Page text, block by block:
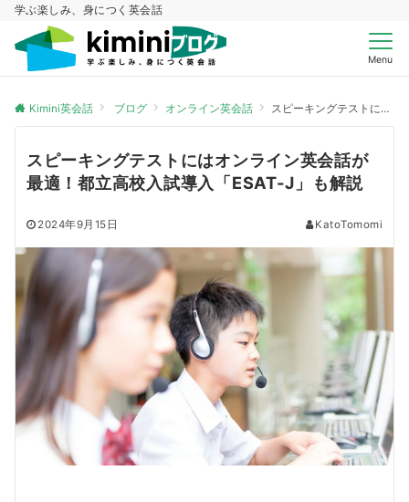
学ぶ楽しみ、身につく英会話
Menu
Kimini英会話 ブログ オンライン英会話 スピーキングテストにはオンライン英会話が最適！都立高校入試導入「ESAT-J」も解説
スピーキングテストにはオンライン英会話が
最適！都立高校入試導入「ESAT-J」も解説
2024年9月15日 KatoTomomi